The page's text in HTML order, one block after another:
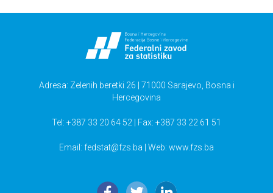
Adresa: Zelenih beretki 26 | 71000 Sarajevo, Bosna i
Hercegovina
Tel: +387 33 20 64 52 | Fax: +387 33 22 61 51
Email: fedstat@fzs.ba | Web: www.fzs.ba